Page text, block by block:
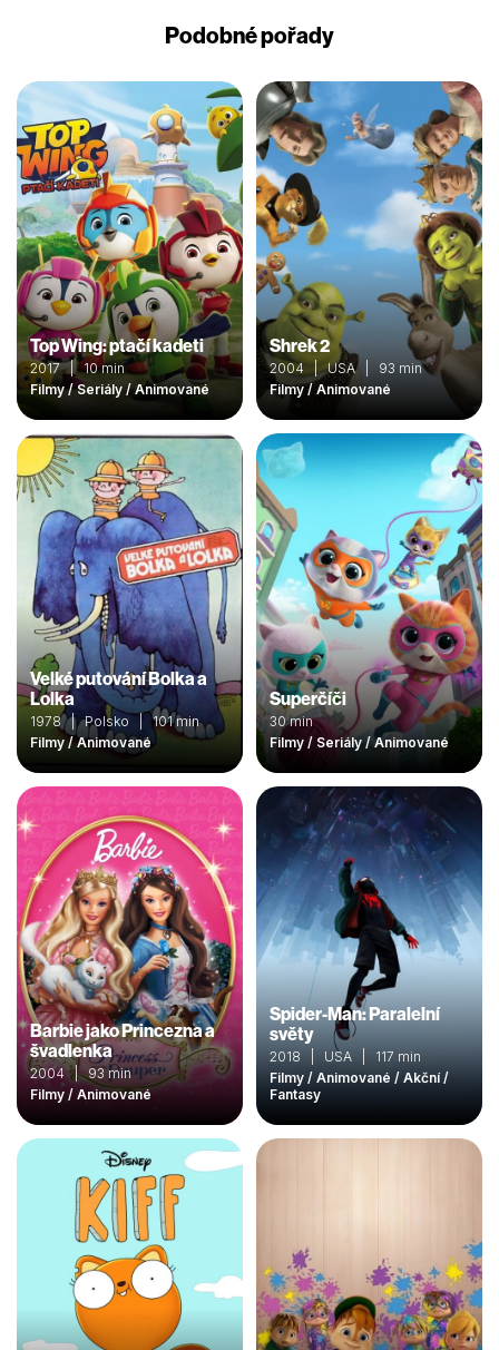
Podobné pořady
Top Wing: ptačí kadeti
2017 | 10 min
Filmy / Seriály / Animované
Shrek 2
2004 | USA | 93 min
Filmy / Animované
Velké putování Bolka a
Lolka
1978 | Polsko | 101 min
Filmy / Animované
Superčíči
30 min
Filmy / Seriály / Animované
Barbie jako Princezna a
švadlenka
2004 | 93 min
Filmy / Animované
Spider-Man: Paralelní
světy
2018 | USA | 117 min
Filmy / Animované / Akční /
Fantasy